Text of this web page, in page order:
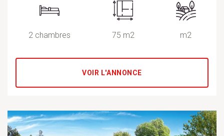
2 chambres 75 m2 m2
VOIR L'ANNONCE